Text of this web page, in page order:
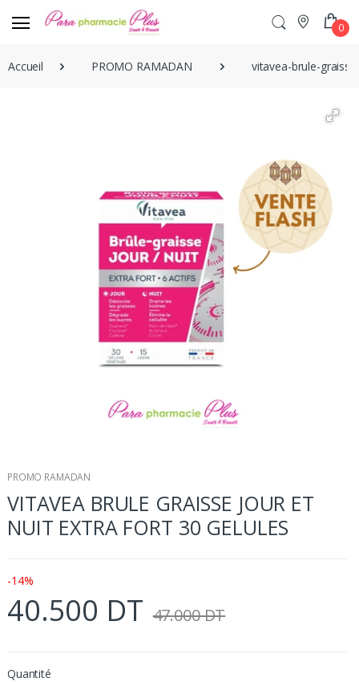
0
Accueil PROMO RAMADAN vitavea-brule-
PROMO RAMADAN
VITAVEA BRULE GRAISSE JOUR ET
NUIT EXTRA FORT 30 GELULES
-14%
40.500 DT 47.000 DT
Quantité